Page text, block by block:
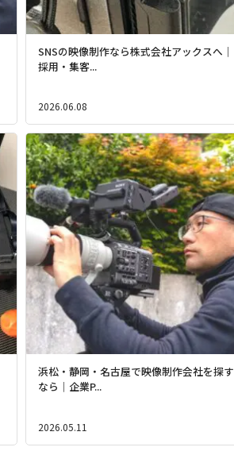
SNSの映像制作なら株式会社アックスへ｜
採用・集客...
2026.06.08
浜松・静岡・名古屋で映像制作会社を探す
なら｜企業P...
2026.05.11